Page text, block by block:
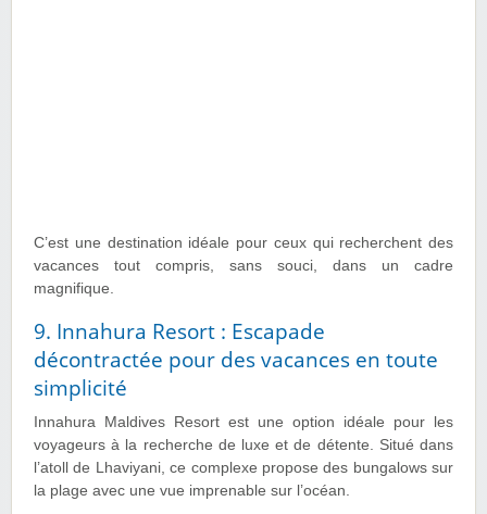
C’est une destination idéale pour ceux qui recherchent des
vacances tout compris, sans souci, dans un cadre
magnifique.
9. Innahura Resort : Escapade
décontractée pour des vacances en toute
simplicité
Innahura Maldives Resort est une option idéale pour les
voyageurs à la recherche de luxe et de détente. Situé dans
l’atoll de Lhaviyani, ce complexe propose des bungalows sur
la plage avec une vue imprenable sur l’océan.